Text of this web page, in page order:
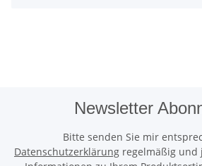
Newsletter
Bitte senden Sie mir
Datenschutzerklärung regelmäßig